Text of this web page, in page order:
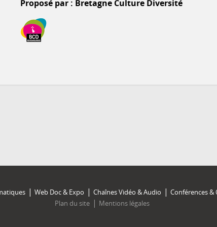
Proposé par : Bretagne Culture Diversité
Web Doc & Expo Chaînes Vidéo & Audio
Conférences &
Plan du site
Mentions légales